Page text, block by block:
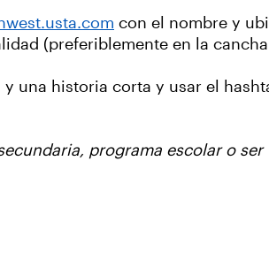
con el nombre y
(preferiblemente en la
una historia corta y usar el
programa escolar o